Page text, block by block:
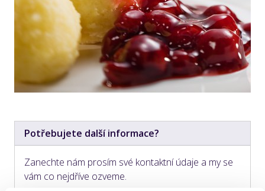
Potřebujete další informace?
Zanechte nám prosím své kontaktní údaje a my se
vám co nejdříve ozveme.